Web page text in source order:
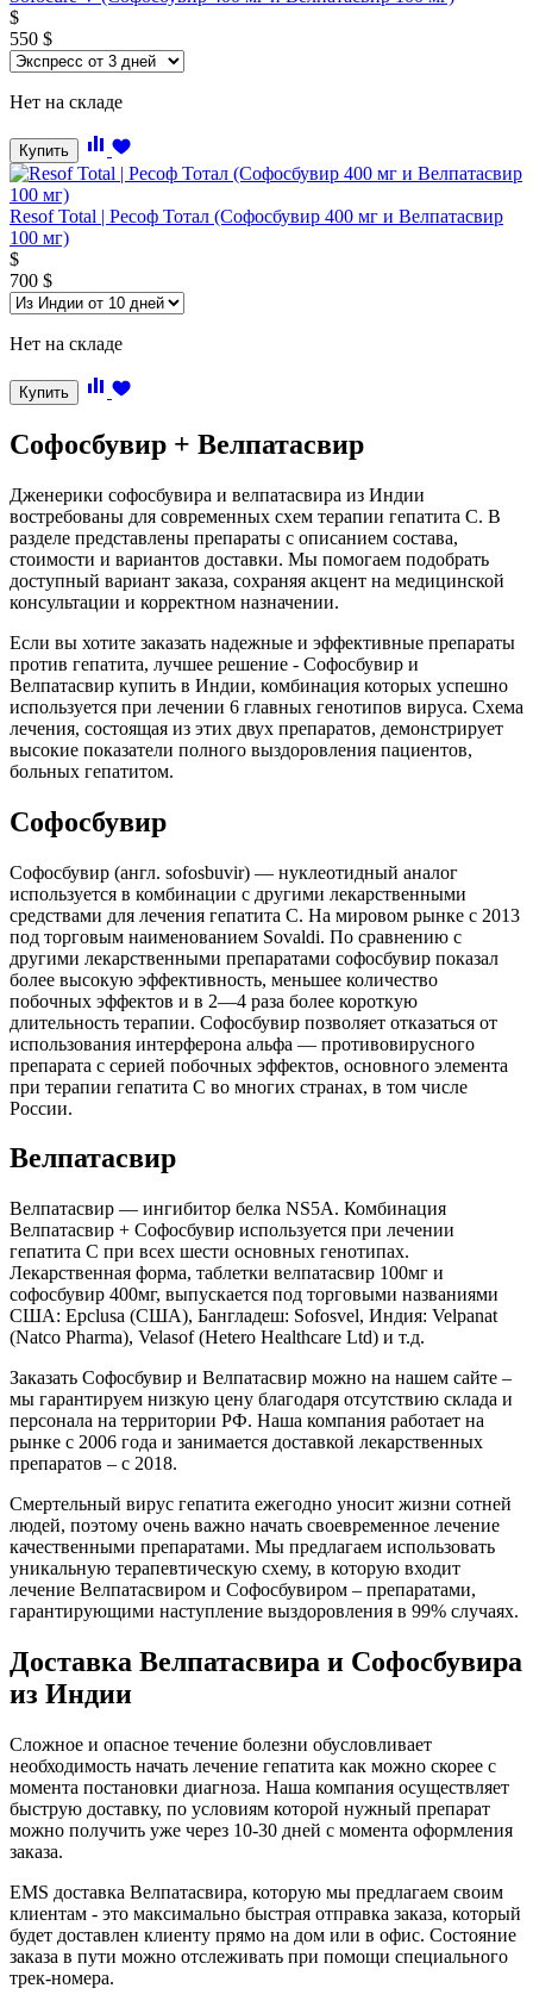
$
550 $
Нет на складе
Купить
Resof Total | Ресоф Тотал (Софосбувир 400 мг и Велпатасвир
100 мг)
$
700 $
Нет на складе
Купить
Софосбувир + Велпатасвир
Дженерики софосбувира и велпатасвира из Индии
востребованы для современных схем терапии гепатита C. В
разделе представлены препараты с описанием состава,
стоимости и вариантов доставки. Мы помогаем подобрать
доступный вариант заказа, сохраняя акцент на медицинской
консультации и корректном назначении.
Если вы хотите заказать надежные и эффективные препараты
против гепатита, лучшее решение - Софосбувир и
Велпатасвир купить в Индии, комбинация которых успешно
используется при лечении 6 главных генотипов вируса. Схема
лечения, состоящая из этих двух препаратов, демонстрирует
высокие показатели полного выздоровления пациентов,
больных гепатитом.
Софосбувир
Софосбувир (англ. sofosbuvir) — нуклеотидный аналог
используется в комбинации с другими лекарственными
средствами для лечения гепатита C. На мировом рынке с 2013
под торговым наименованием Sovaldi. По сравнению с
другими лекарственными препаратами софосбувир показал
более высокую эффективность, меньшее количество
побочных эффектов и в 2—4 раза более короткую
длительность терапии. Софосбувир позволяет отказаться от
использования интерферона альфа — противовирусного
препарата с серией побочных эффектов, основного элемента
при терапии гепатита C во многих странах, в том числе
России.
Велпатасвир
Велпатасвир — ингибитор белка NS5A. Комбинация
Велпатасвир + Софосбувир используется при лечении
гепатита С при всех шести основных генотипах.
Лекарственная форма, таблетки велпатасвир 100мг и
софосбувир 400мг, выпускается под торговыми названиями
США: Epclusa (США), Бангладеш: Sofosvel, Индия: Velpanat
(Natco Pharma), Velasof (Hetero Healthcare Ltd) и т.д.
Заказать Софосбувир и Велпатасвир можно на нашем сайте –
мы гарантируем низкую цену благодаря отсутствию склада и
персонала на территории РФ. Наша компания работает на
рынке с 2006 года и занимается доставкой лекарственных
препаратов – с 2018.
Смертельный вирус гепатита ежегодно уносит жизни сотней
людей, поэтому очень важно начать своевременное лечение
качественными препаратами. Мы предлагаем использовать
уникальную терапевтическую схему, в которую входит
лечение Велпатасвиром и Софосбувиром – препаратами,
гарантирующими наступление выздоровления в 99% случаях.
Доставка Велпатасвира и Софосбувира
из Индии
Сложное и опасное течение болезни обусловливает
необходимость начать лечение гепатита как можно скорее с
момента постановки диагноза. Наша компания осуществляет
быструю доставку, по условиям которой нужный препарат
можно получить уже через 10-30 дней с момента оформления
заказа.
EMS доставка Велпатасвира, которую мы предлагаем своим
клиентам - это максимально быстрая отправка заказа, который
будет доставлен клиенту прямо на дом или в офис. Состояние
заказа в пути можно отслеживать при помощи специального
трек-номера.